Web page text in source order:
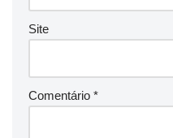
Site
Comentário *